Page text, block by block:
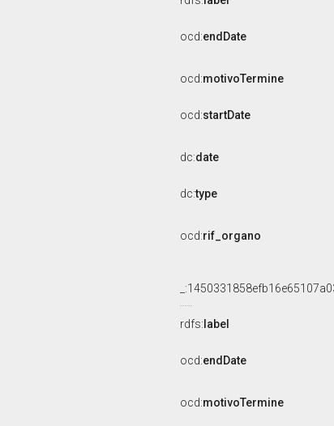
ocd:endDate
ocd:motivoTermine
ocd:startDate
dc:date
dc:type
ocd:rif_organo
rdfs: label
ocd:endDate
ocd:motivoTermine